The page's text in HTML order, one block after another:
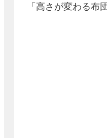
「高さが変わる布